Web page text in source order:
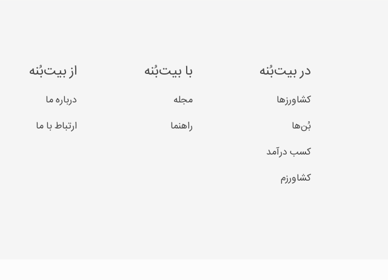
در بیت‌بُنه
کشاورزها
بُن‌ها
کسب درآمد
کشاورزم
با بیت‌بُنه
مجله
راهنما
از بیت‌بُنه
درباره ما
ارتباط با ما